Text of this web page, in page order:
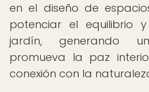
en el diseño de
potenciar el equilibrio
jardín, generando
promueva la paz
conexión con la